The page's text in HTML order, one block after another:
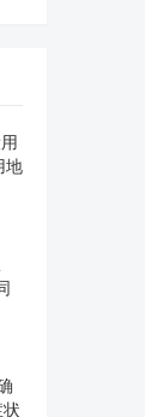
地